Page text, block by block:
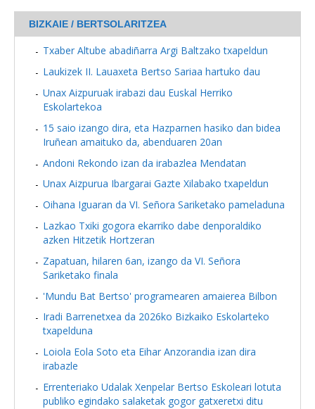
BIZKAIE / BERTSOLARITZEA
Txaber Altube abadiñarra Argi Baltzako txapeldun
Laukizek II. Lauaxeta Bertso Sariaa hartuko dau
Unax Aizpuruak irabazi dau Euskal Herriko
Eskolartekoa
15 saio izango dira, eta Hazparnen hasiko dan bidea
Iruñean amaituko da, abenduaren 20an
Andoni Rekondo izan da irabazlea Mendatan
Unax Aizpurua Ibargarai Gazte Xilabako txapeldun
Oihana Iguaran da VI. Señora Sariketako pameladuna
Lazkao Txiki gogora ekarriko dabe denporaldiko
azken Hitzetik Hortzeran
Zapatuan, hilaren 6an, izango da VI. Señora
Sariketako finala
'Mundu Bat Bertso' programearen amaierea Bilbon
Iradi Barrenetxea da 2026ko Bizkaiko Eskolarteko
txapelduna
Loiola Eola Soto eta Eihar Anzorandia izan dira
irabazle
Errenteriako Udalak Xenpelar Bertso Eskoleari lotuta
publiko egindako salaketak gogor gatxeretxi ditu